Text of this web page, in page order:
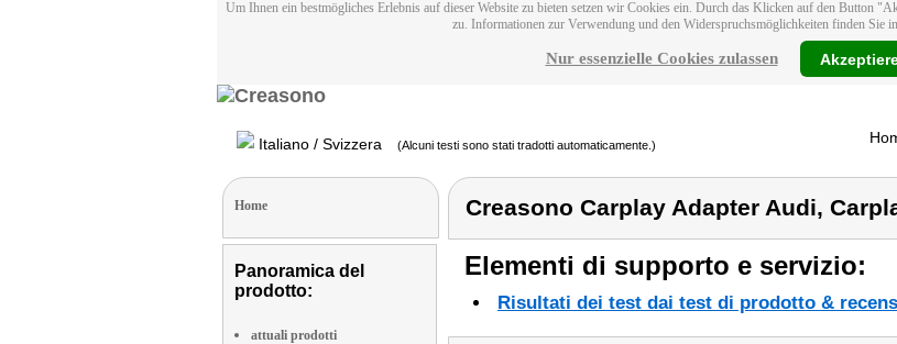
Um Ihnen ein bestmögliches Erlebnis auf dieser Website zu bieten setzen wir Cookies ein. Durch das Klicken auf den Button
zu. Informationen zur Verwendung und den Widerspruchsmöglichkeiten finden Sie
Nur essenzielle Cookies zulassen
Italiano / Svizzera (Alcuni testi sono stati tradotti automaticamente.)
Home
Panoramica del
prodotto:
attuali prodotti
Creasono Carplay Adapter Audi,
Elementi di supporto e servizio:
Risultati dei test dai test di prodotto &